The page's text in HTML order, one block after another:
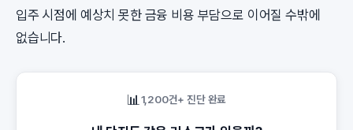
입주 시점에 예상치 못한 금융 비용 부담으로 이어질 수밖에
없습니다.
📊 1,200건+ 진단 완료